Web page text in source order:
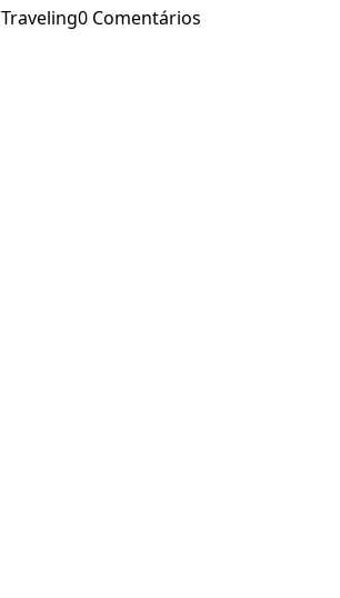
Traveling0 Comentários